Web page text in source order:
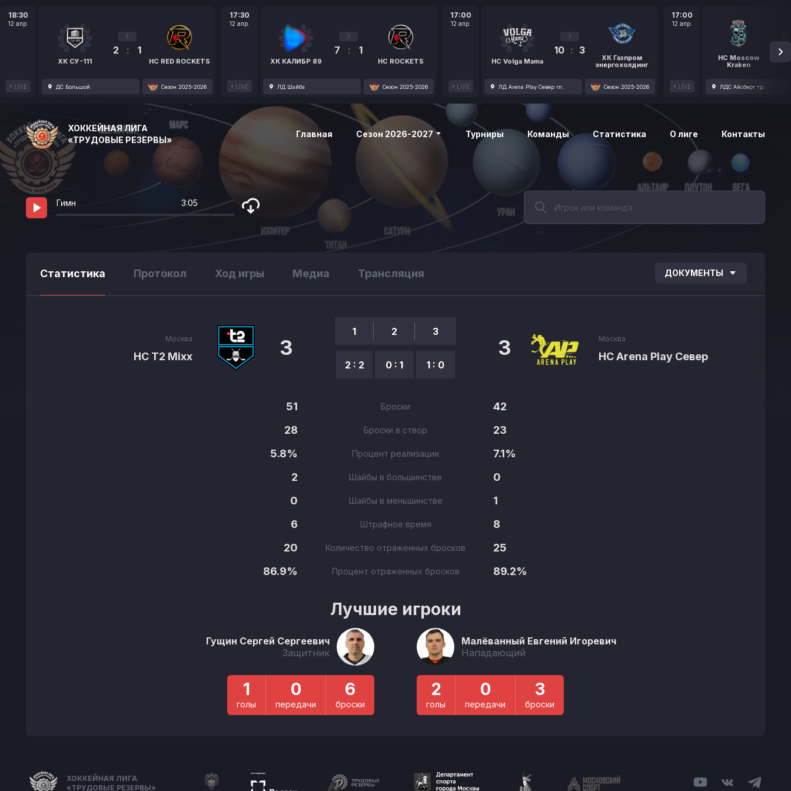
18:30
12 апр.
LIVE
ХК СУ-111
3
2 : 1
HC RED ROCKETS
ДС Большой Сезон 2025-2026
17:30
12 апр.
LIVE
ХК КАЛИБР 89
3
7 : 1
HC ROCKETS
ЛД Шайба Сезон 2025-2026
17:00
12 апр.
LIVE
HC Volga Mama
3
10 : 3
ХК Газпром
энергохолдинг
ЛД Arena Play Север гл. Сезон 2025-2026
17:00
12 апр.
LIVE
HC Moscow
Kraken
1
ЛДС Айсберг тр.
ХОККЕЙНАЯ ЛИГА
«ТРУДОВЫЕ РЕЗЕРВЫ»
Главная Сезон 2026-2027 Турниры Команды Статистика О лиге Контакты
Гимн 3:05
Статистика Протокол Ход игры Медиа Трансляция ДОКУМЕНТЫ
Москва
HC T2 Mixx 3
1
2 : 2
2
0 : 1
3
1 : 0
Москва
HC Arena Play Север
3
51 Броски
42
28
Броски в створ
23
5.8%
Процент реализации
7.1%
2
Шайбы в большинстве
0
0
Шайбы в меньшинстве
1
6
Штрафное время
8
20
Количество отраженных бросков
25
86.9%
Процент отраженных бросков 89.2%
Лучшие игроки
Гущин Сергей Сергеевич
Защитник
1
голы
0
передачи
6
броски
Малёванный Евгений Игоревич
Нападающий
2
голы
0
передачи
3
броски
ХОККЕЙНАЯ ЛИГА
«ТРУДОВЫЕ РЕЗЕРВЫ»